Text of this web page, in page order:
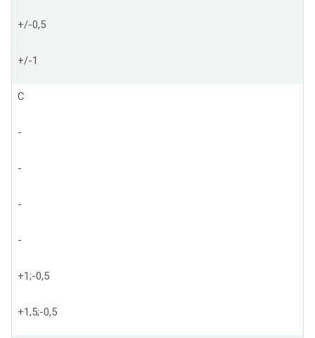
+/-0,5
+/-1
С
-
-
-
-
+1;-0,5
+1,5;-0,5